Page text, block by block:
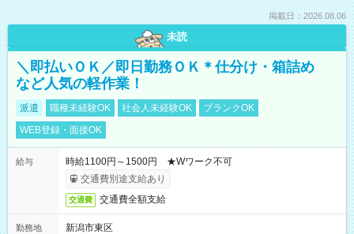
掲載日：2026.08.06
未読
＼即払いＯＫ／即日勤務ＯＫ＊仕分け・箱詰め
など人気の軽作業！
派遣 職種未経験OK 社会人未経験OK
ブランクOK
WEB登録・面接OK
給与
時給1100円～1500円 ★Wワーク不可
交通費別途支給あり
交通費 交通費全額支給
勤務地
新潟市東区